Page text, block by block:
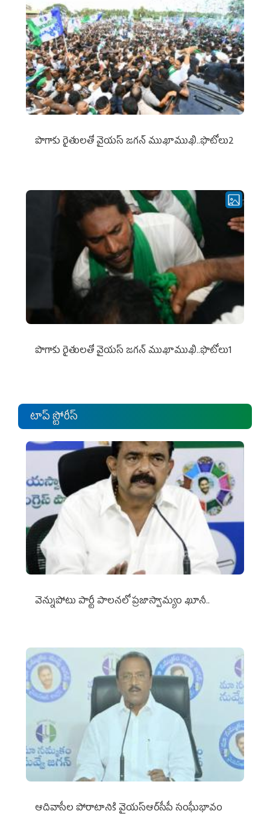
పొగాకు రైతుల‌తో వైయ‌స్ జ‌గ‌న్ ముఖాముఖి..ఫొటోలు2
పొగాకు రైతుల‌తో వైయ‌స్ జ‌గ‌న్ ముఖాముఖి..ఫొటోలు1
టాప్ స్టోరీస్
వెన్నుపోటు పార్టీ పాలనలో ప్రజాస్వామ్యం ఖూనీ..
ఆదివాసీల పోరాటానికి వైయ‌స్ఆర్‌సీపీ సంఘీభావం